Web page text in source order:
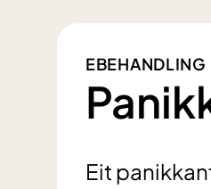
EBEHANDLING
Eit